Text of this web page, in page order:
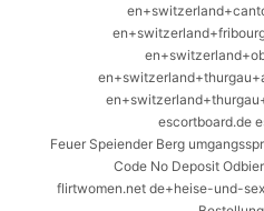
escortboard.de
Feuer Speiender Berg
Code No Deposit
flirtwomen.net de+heise-und-